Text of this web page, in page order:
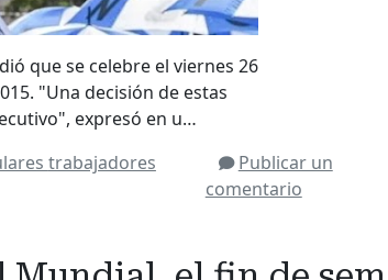
que se celebre el viernes 26
"Una decisión de estas
expresó en u…
trabajadores
Publicar un
comentario